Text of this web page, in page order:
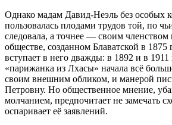
Однако мадам Давид-Неэль без особых
пользовалась плодами трудов той, по
следовала, а точнее — своим членством
обществе, созданном Блаватской в 1875
вступает в него дважды: в 1892 и в
«парижанка из Лхасы» начала всё
своим внешним обликом, и манерой
Петровну. Но общественное мнение,
молчанием, предпочитает не замечать
оспаривает её заявлений.